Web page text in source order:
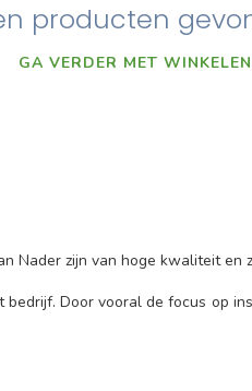
producten
GA VERDER MET WINKELEN
zijn van hoge kwaliteit en
Door vooral de focus op